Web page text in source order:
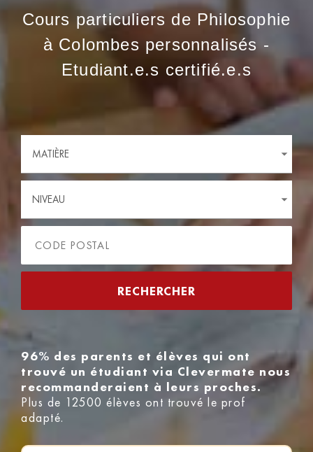
Cours particuliers de Philosophie
à Colombes personnalisés -
Etudiant.e.s certifié.e.s
MATIÈRE
NIVEAU
96% des parents et élèves qui ont
trouvé un étudiant via Clevermate nous
recommanderaient à leurs proches.
Plus de 12500 élèves ont trouvé le prof
adapté.